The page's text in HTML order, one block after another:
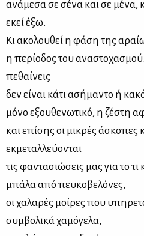
ανάμεσα σε σένα και σε μένα,
εκεί έξω.
Κι ακολουθεί η φάση της
η περίοδος του
πεθαίνεις
δεν είναι κάτι ασήμαντο ή
μόνο εξουθενωτικό, η ζέστη
και επίσης οι μικρές
εκμεταλλεύονται
τις φαντασιώσεις μας για το
μπάλα από πευκοβελόνες,
οι χαλαρές μοίρες που
συμβολικά χαμόγελα,